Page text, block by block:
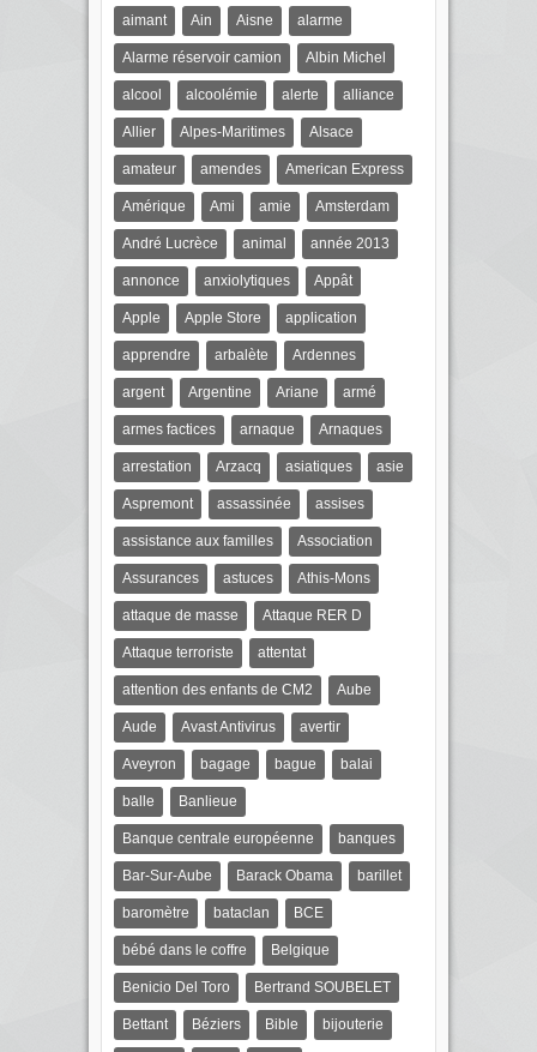
aimant Ain Aisne alarme
Alarme réservoir camion Albin Michel
alcool alcoolémie alerte alliance
Allier Alpes-Maritimes Alsace
amateur amendes American Express
Amérique Ami amie Amsterdam
André Lucrèce animal année 2013
annonce anxiolytiques Appât
Apple Apple Store application
apprendre arbalète Ardennes
argent Argentine Ariane armé
armes factices arnaque Arnaques
arrestation Arzacq asiatiques asie
Aspremont assassinée assises
assistance aux familles Association
Assurances astuces Athis-Mons
attaque de masse Attaque RER D
Attaque terroriste attentat
attention des enfants de CM2 Aube
Aude Avast Antivirus avertir
Aveyron bagage bague balai
balle Banlieue
Banque centrale européenne banques
Bar-Sur-Aube Barack Obama barillet
baromètre bataclan BCE
bébé dans le coffre Belgique
Benicio Del Toro Bertrand SOUBELET
Bettant Béziers Bible bijouterie